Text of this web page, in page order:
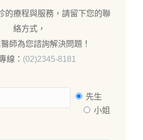
的療程與服務，請留下您的聯
絡方式，
師為您諮詢解決問題！
線： (02)2345-8181
先生
小姐